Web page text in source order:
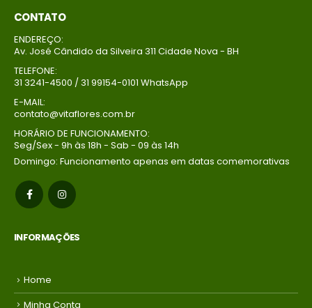
loja)
Buque Core P
0out of 5
R$198,00
R$198,00no
credito avista,
(P/ mais
condições
contato com a
loja)
Buque Core P
condições
CONTATO
ENDEREÇO:
Av. José Cândido da Silveira 311 Cidade Nova - BH
TELEFONE:
31 3241-4500 / 31 99154-0101 WhatsApp
E-MAIL:
contato@vitaflores.com.br
HORÁRIO DE FUNCIONAMENTO:
Seg/Sex - 9h às 18h - Sab - 09 às 14h
Domingo: Funcionamento apenas em datas comemorativas
INFORMAÇÕES
Home
Minha Conta